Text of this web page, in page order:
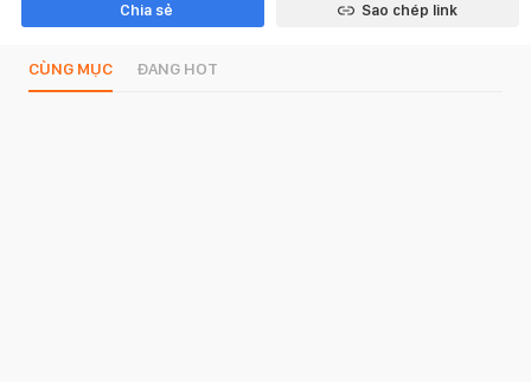
Chia sẻ Sao chép link
CÙNG MỤC ĐANG HOT